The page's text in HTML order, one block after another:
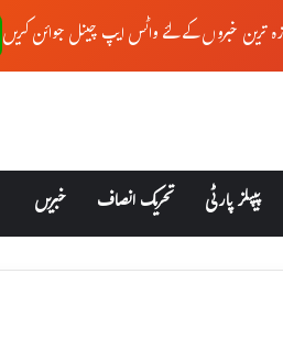
ترین خبروں کے لئے واٹس ایپ چینل جوائن کریں
پیپلز پارٹی تحریک انصاف خبریں